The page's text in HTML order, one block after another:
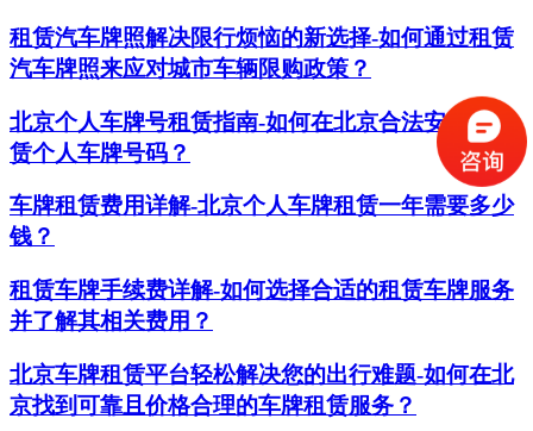
租赁汽车牌照解决限行烦恼的新选择-如何通过租赁
汽车牌照来应对城市车辆限购政策？
北京个人车牌号租赁指南-如何在北京合法安全地租
赁个人车牌号码？
车牌租赁费用详解-北京个人车牌租赁一年需要多少
钱？
租赁车牌手续费详解-如何选择合适的租赁车牌服务
并了解其相关费用？
北京车牌租赁平台轻松解决您的出行难题-如何在北
京找到可靠且价格合理的车牌租赁服务？